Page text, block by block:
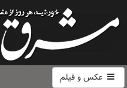
عکس و فیلم